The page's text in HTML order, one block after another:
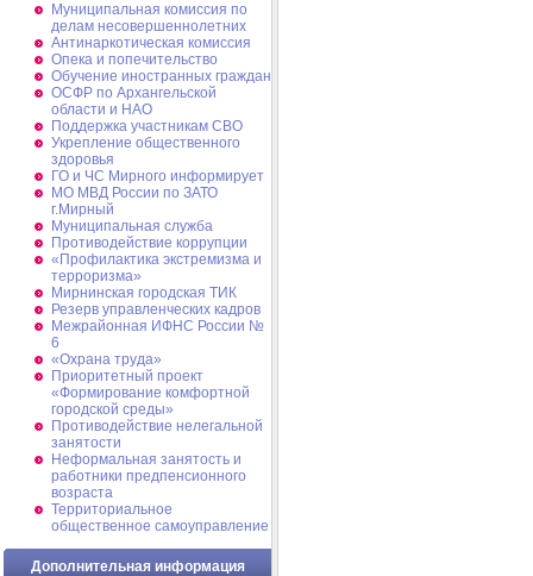
Муниципальная комиссия по
делам несовершеннолетних
Антинаркотическая комиссия
Опека и попечительство
Обучение иностранных граждан
ОСФР по Архангельской
области и НАО
Поддержка участникам СВО
Укрепление общественного
здоровья
ГО и ЧС Мирного информирует
МО МВД России по ЗАТО
г.Мирный
Муниципальная cлужба
Противодействие коррупции
«Профилактика экстремизма и
терроризма»
Мирнинская городская ТИК
Резерв управленческих кадров
Межрайонная ИФНС России №
6
«Охрана труда»
Приоритетный проект
«Формирование комфортной
городской среды»
Противодействие нелегальной
занятости
Неформальная занятость и
работники предпенсионного
возраста
Территориальное
общественное самоуправление
Дополнительная информация